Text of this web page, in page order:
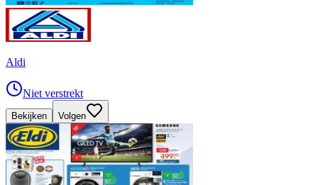
Aldi
Niet verstrekt
Bekijken Volgen